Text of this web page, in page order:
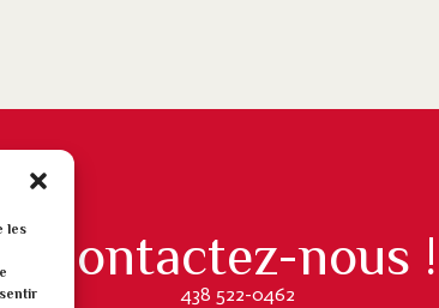
les
soutien communautaireaide lanaudière
Contactez-nous !
438 522-0462